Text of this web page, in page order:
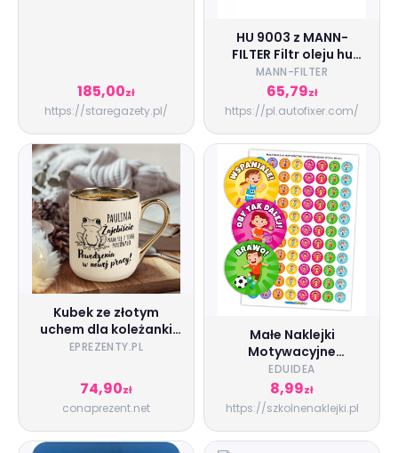
185,00zł
https://staregazety.pl/
HU 9003 z MANN-
FILTER Filtr oleju hu
9003 z
MANN-FILTER
65,79zł
https://pl.autofixer.com/
Kubek ze złotym
uchem dla koleżanki
na odejście z pracy -
EPREZENTY.PL
74,90zł
conaprezent.net
Małe Naklejki
Motywacyjne
"Sportowe Dzieci"
(20mm, 88 szt.)
EDUIDEA
8,99zł
https://szkolnenaklejki.pl